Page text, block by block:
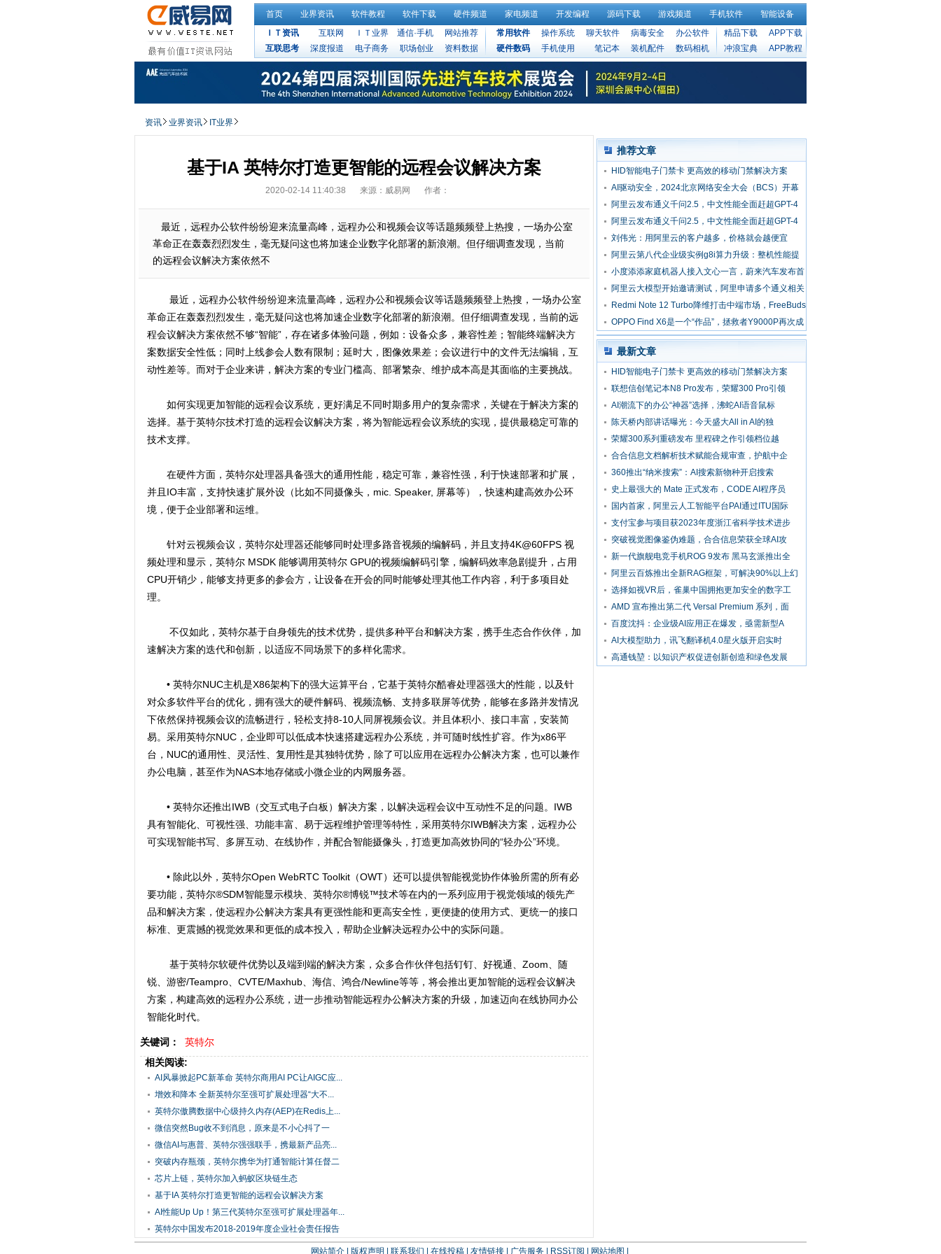
首页 业界资讯 软件教程 软件下载 硬件频道 家电频道 开发编程 源码下载 游戏频道 手机软件
智能设备
ＩＴ资讯
互联网 ＩＴ业界 通信·手机
网站推荐
互联思考
深度报道 电子商务 职场创业 资料数据
常用软件 操作系统 聊天软件 病毒安全
办公软件
硬件数码
手机使用 笔记本 装机配件 数码相机
精品下载
APP下载
冲浪宝典
APP教程
资讯 业界资讯 IT业界
基于IA 英特尔打造更智能的远程会议解决方案
2020-02-14 11:40:38 来源：威易网 作者：
最近，远程办公软件纷纷迎来流量高峰，远程办公和视频会议等话题频频登上热搜，一场办公室
革命正在轰轰烈烈发生，毫无疑问这也将加速企业数字化部署的新浪潮。但仔细调查发现，当前
的远程会议解决方案依然不
最近，远程办公软件纷纷迎来流量高峰，远程办公和视频会议等话题频频登上热搜，一场办公室
革命正在轰轰烈烈发生，毫无疑问这也将加速企业数字化部署的新浪潮。但仔细调查发现，当前的远
程会议解决方案依然不够“智能”，存在诸多体验问题，例如：设备众多，兼容性差；智能终端解决方
案数据安全性低；同时上线参会人数有限制；延时大，图像效果差；会议进行中的文件无法编辑，互
动性差等。而对于企业来讲，解决方案的专业门槛高、部署繁杂、维护成本高是其面临的主要挑战。
如何实现更加智能的远程会议系统，更好满足不同时期多用户的复杂需求，关键在于解决方案的
选择。基于英特尔技术打造的远程会议解决方案，将为智能远程会议系统的实现，提供最稳定可靠的
技术支撑。
在硬件方面，英特尔处理器具备强大的通用性能，稳定可靠，兼容性强，利于快速部署和扩展，
并且IO丰富，支持快速扩展外设（比如不同摄像头，mic. Speaker, 屏幕等），快速构建高效办公环
境，便于企业部署和运维。
针对云视频会议，英特尔处理器还能够同时处理多路音视频的编解码，并且支持4K@60FPS 视
频处理和显示，英特尔 MSDK 能够调用英特尔 GPU的视频编解码引擎，编解码效率急剧提升，占用
CPU开销少，能够支持更多的参会方，让设备在开会的同时能够处理其他工作内容，利于多项目处
理。
不仅如此，英特尔基于自身领先的技术优势，提供多种平台和解决方案，携手生态合作伙伴，加
速解决方案的迭代和创新，以适应不同场景下的多样化需求。
• 英特尔NUC主机是X86架构下的强大运算平台，它基于英特尔酷睿处理器强大的性能，以及针
对众多软件平台的优化，拥有强大的硬件解码、视频流畅、支持多联屏等优势，能够在多路并发情况
下依然保持视频会议的流畅进行，轻松支持8-10人同屏视频会议。并且体积小、接口丰富，安装简
易。采用英特尔NUC，企业即可以低成本快速搭建远程办公系统，并可随时线性扩容。作为x86平
台，NUC的通用性、灵活性、复用性是其独特优势，除了可以应用在远程办公解决方案，也可以兼作
办公电脑，甚至作为NAS本地存储或小微企业的内网服务器。
• 英特尔还推出IWB（交互式电子白板）解决方案，以解决远程会议中互动性不足的问题。IWB
具有智能化、可视性强、功能丰富、易于远程维护管理等特性，采用英特尔IWB解决方案，远程办公
可实现智能书写、多屏互动、在线协作，并配合智能摄像头，打造更加高效协同的“轻办公”环境。
• 除此以外，英特尔Open WebRTC Toolkit（OWT）还可以提供智能视觉协作体验所需的所有必
要功能，英特尔®SDM智能显示模块、英特尔®博锐™技术等在内的一系列应用于视觉领域的领先产
品和解决方案，使远程办公解决方案具有更强性能和更高安全性，更便捷的使用方式、更统一的接口
标准、更震撼的视觉效果和更低的成本投入，帮助企业解决远程办公中的实际问题。
基于英特尔软硬件优势以及端到端的解决方案，众多合作伙伴包括钉钉、好视通、Zoom、随
锐、游密/Teampro、CVTE/Maxhub、海信、鸿合/Newline等等，将会推出更加智能的远程会议解决
方案，构建高效的远程办公系统，进一步推动智能远程办公解决方案的升级，加速迈向在线协同办公
智能化时代。
关键词：
英特尔
相关阅读:
AI风暴掀起PC新革命 英特尔商用AI PC让AIGC应...
增效和降本 全新英特尔至强可扩展处理器“大不...
英特尔傲腾数据中心级持久内存(AEP)在Redis上...
微信突然Bug收不到消息，原来是不小心抖了一
下！
微信AI与惠普、英特尔强强联手，携最新产品亮...
突破内存瓶颈，英特尔携华为打通智能计算任督二
脉
芯片上链，英特尔加入蚂蚁区块链生态
基于IA 英特尔打造更智能的远程会议解决方案
AI性能Up Up！第三代英特尔至强可扩展处理器年...
英特尔中国发布2018-2019年度企业社会责任报告
推荐文章
HID智能电子门禁卡 更高效的移动门禁解决方案
AI驱动安全，2024北京网络安全大会（BCS）开幕
阿里云发布通义千问2.5，中文性能全面赶超GPT-4
Turbo，中文能力
阿里云发布通义千问2.5，中文性能全面赶超GPT-4
Turbo
刘伟光：用阿里云的客户越多，价格就会越便宜
阿里云第八代企业级实例g8i算力升级：整机性能提
升85% AI推理最
小度添添家庭机器人接入文心一言，蔚来汽车发布首
款智能手机
阿里云大模型开始邀请测试，阿里申请多个通义相关
商标
Redmi Note 12 Turbo降维打击中端市场，FreeBuds
5“水滴”造型
OPPO Find X6是一个“作品”，拯救者Y9000P再次成
为标杆
最新文章
HID智能电子门禁卡 更高效的移动门禁解决方案
联想信创笔记本N8 Pro发布，荣耀300 Pro引领
AI潮流下的办公“神器”选择，沸蛇AI语音鼠标
陈天桥内部讲话曝光：今天盛大All in AI的独
荣耀300系列重磅发布 里程碑之作引领档位越
合合信息文档解析技术赋能合规审查，护航中企
360推出“纳米搜索”：AI搜索新物种开启搜索
史上最强大的 Mate 正式发布，CODE AI程序员
国内首家，阿里云人工智能平台PAI通过ITU国际
支付宝参与项目获2023年度浙江省科学技术进步
突破视觉图像鉴伪难题，合合信息荣获全球AI攻
新一代旗舰电竞手机ROG 9发布 黑马玄派推出全
阿里云百炼推出全新RAG框架，可解决90%以上幻
选择如视VR后，雀巢中国拥抱更加安全的数字工
AMD 宣布推出第二代 Versal Premium 系列，面
百度沈抖：企业级AI应用正在爆发，亟需新型A
AI大模型助力，讯飞翻译机4.0星火版开启实时
高通钱堃：以知识产权促进创新创造和绿色发展
网站简介| 版权声明 联系我们 在线投稿| 友情链接| 广告服务| RSS订阅 网站地图